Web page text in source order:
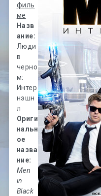
филь
ме
Назв
ание:
Люди
в
черно
м:
Интер
нэшн
л
Ориги
нальн
ое
назва
ние:
Men
in
Black